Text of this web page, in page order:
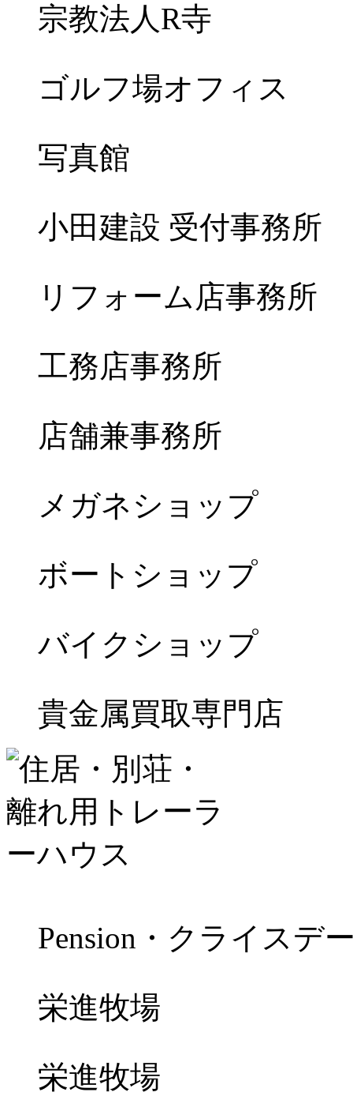
宗教法人R寺
ゴルフ場オフィス
写真館
小田建設 受付事務所
リフォーム店事務所
工務店事務所
店舗兼事務所
メガネショップ
ボートショップ
バイクショップ
貴金属買取専門店
Pension・クライスデ
栄進牧場
栄進牧場